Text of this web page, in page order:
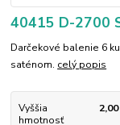
40415 D-2700
Darčekové balenie 6
saténom. celý popis
Vyššia
hmotnosť